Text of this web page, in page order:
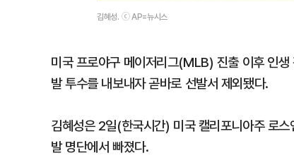
김혜성. ⓒ AP=뉴시스
미국 프로야구 메이저리그(MLB) 진출 이후 인
발 투수를 내보내자 곧바로 선발서 제외됐다.
김혜성은 2일(한국시간) 미국 캘리포니아주 로
발 명단에서 빠졌다.